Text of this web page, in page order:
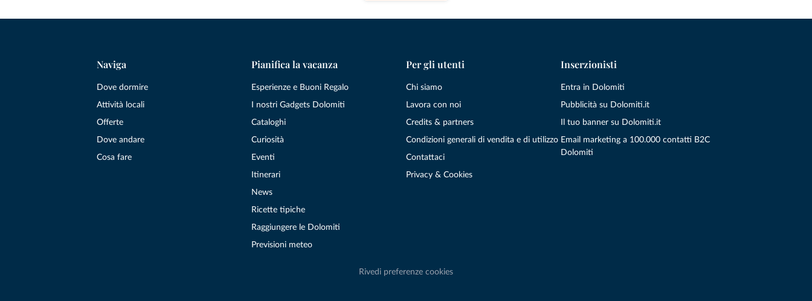
Naviga
Dove dormire
Attività locali
Offerte
Dove andare
Cosa fare
Pianifica la vacanza
Esperienze e Buoni Regalo
I nostri Gadgets Dolomiti
Cataloghi
Curiosità
Eventi
Itinerari
News
Ricette tipiche
Raggiungere le Dolomiti
Previsioni meteo
Per gli utenti
Chi siamo
Lavora con noi
Credits & partners
Condizioni generali di vendita e di utilizzo
Contattaci
Privacy & Cookies
Inserzionisti
Entra in Dolomiti
Pubblicità su Dolomiti.it
Il tuo banner su Dolomiti.it
Email marketing a 100.000 contatti B2C
Dolomiti
Rivedi preferenze cookies